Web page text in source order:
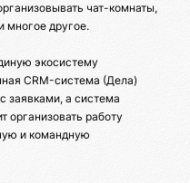
чат-комнаты,
многое другое.
экосистему
CRM-система (Дела)
заявками, а система
организовать работу
и командную